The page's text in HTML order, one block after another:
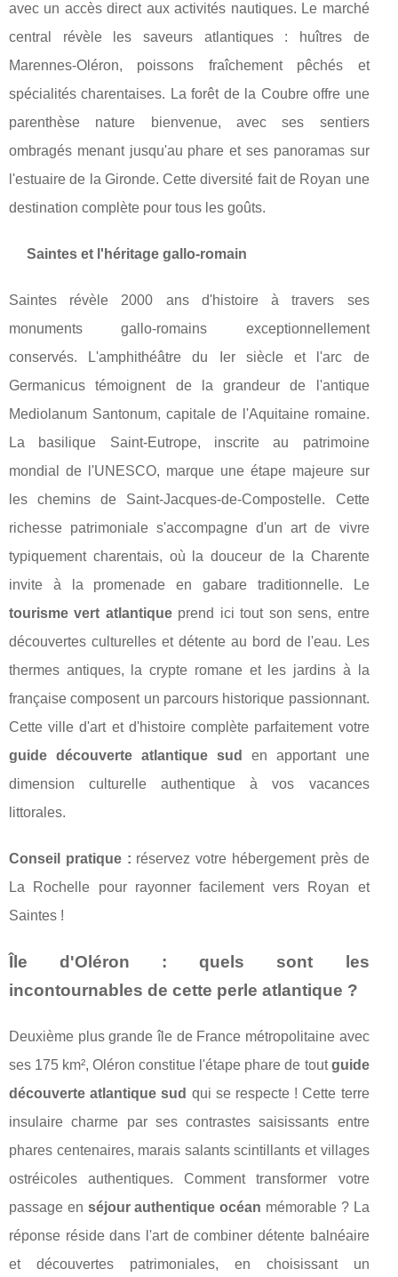
avec un accès direct aux activités nautiques. Le marché
central révèle les saveurs atlantiques : huîtres de
Marennes-Oléron, poissons fraîchement pêchés et
spécialités charentaises. La forêt de la Coubre offre une
parenthèse nature bienvenue, avec ses sentiers
ombragés menant jusqu'au phare et ses panoramas sur
l'estuaire de la Gironde. Cette diversité fait de Royan une
destination complète pour tous les goûts.
Saintes et l'héritage gallo-romain
Saintes révèle 2000 ans d'histoire à travers ses
monuments gallo-romains exceptionnellement
conservés. L'amphithéâtre du Ier siècle et l'arc de
Germanicus témoignent de la grandeur de l'antique
Mediolanum Santonum, capitale de l'Aquitaine romaine.
La basilique Saint-Eutrope, inscrite au patrimoine
mondial de l'UNESCO, marque une étape majeure sur
les chemins de Saint-Jacques-de-Compostelle. Cette
richesse patrimoniale s'accompagne d'un art de vivre
typiquement charentais, où la douceur de la Charente
invite à la promenade en gabare traditionnelle. Le
tourisme vert atlantiqueprend ici tout son sens, entre
découvertes culturelles et détente au bord de l'eau. Les
thermes antiques, la crypte romane et les jardins à la
française composent un parcours historique passionnant.
Cette ville d'art et d'histoire complète parfaitement votre
guide découverte atlantique sud
en apportant une
dimension culturelle authentique à vos vacances
littorales.
Conseil pratique : réservez votre hébergement près de
La Rochelle pour rayonner facilement vers Royan et
Saintes !
Île d'Oléron : quels sont les
incontournables de cette perle atlantique ?
Deuxième plus grande île de France métropolitaine avec
ses 175 km², Oléron constitue l'étape phare de toutguide
découverte atlantique sud qui se respecte ! Cette terre
insulaire charme par ses contrastes saisissants entre
phares centenaires, marais salants scintillants et villages
ostréicoles authentiques. Comment transformer votre
passage en séjour authentique océan mémorable ? La
réponse réside dans l'art de combiner détente balnéaire
et découvertes patrimoniales, en choisissant un